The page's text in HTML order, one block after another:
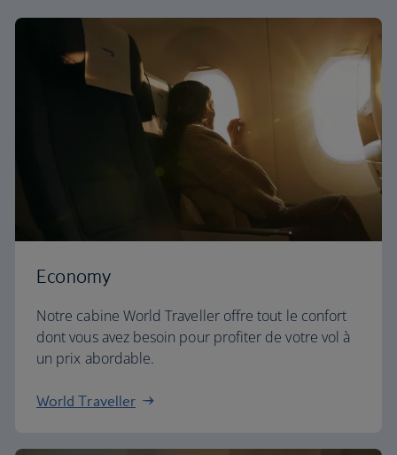
Economy
Notre cabine World Traveller offre tout le confort
dont vous avez besoin pour profiter de votre vol à
un prix abordable.
World Traveller